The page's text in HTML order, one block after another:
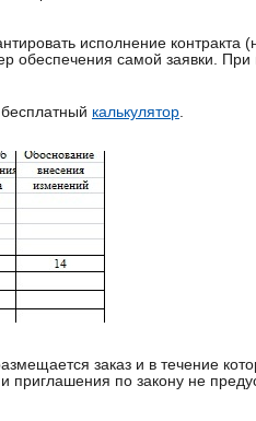
исполнение контракта
обеспечения самой заявки.
калькулятор.
заказ и в течение
по закону не